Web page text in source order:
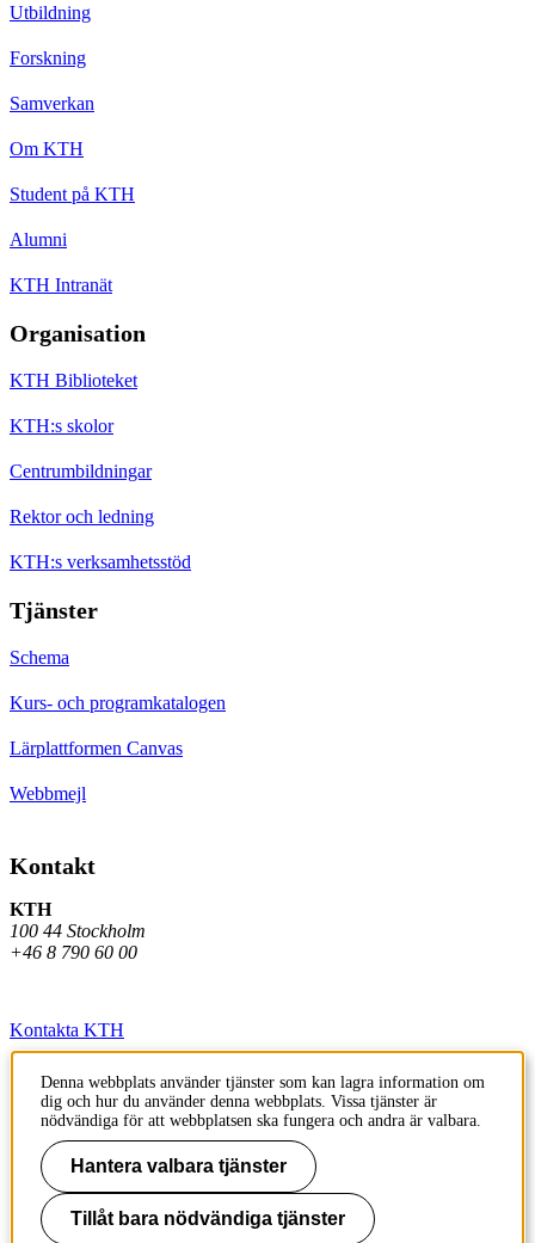
Utbildning
Forskning
Samverkan
Om KTH
Student på KTH
Alumni
KTH Intranät
Organisation
KTH Biblioteket
KTH:s skolor
Centrumbildningar
Rektor och ledning
KTH:s verksamhetsstöd
Tjänster
Schema
Kurs- och programkatalogen
Lärplattformen Canvas
Webbmejl
Kontakt
KTH
100 44 Stockholm
+46 8 790 60 00
Kontakta KTH
Jobba på KTH
Press och media
Faktura och betalning KTH
Om KTH:s webbplatser
Denna webbplats använder tjänster som kan lagra information om
dig och hur du använder denna webbplats. Vissa tjänster är
nödvändiga för att webbplatsen ska fungera och andra är valbara.
Hantera valbara tjänster
Tillåt bara nödvändiga tjänster